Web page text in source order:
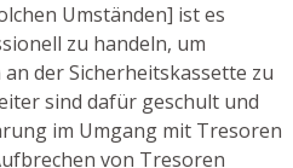
Umständen] ist es
zu handeln, um
der Sicherheitskassette zu
sind dafür geschult und
im Umgang mit Tresoren
von Tresoren